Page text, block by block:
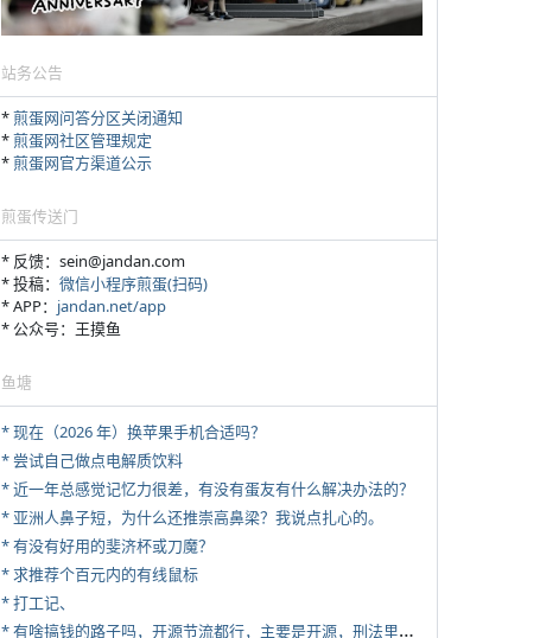
站务公告
*煎蛋网问答分区关闭通知
*煎蛋网社区管理规定
*煎蛋网官方渠道公示
煎蛋传送门
* 反馈：sein@jandan.com
* 投稿： 微信小程序煎蛋(扫码)
* APP： jandan.net/app
* 公众号：王摸鱼
鱼塘
* 现在（2026 年）换苹果手机合适吗？
* 尝试自己做点电解质饮料
* 近一年总感觉记忆力很差，有没有蛋友有什么解决办法的？
* 亚洲人鼻子短，为什么还推崇高鼻梁？我说点扎心的。
* 有没有好用的斐济杯或刀魔？
* 求推荐个百元内的有线鼠标
* 打工记、
*
有啥搞钱的路子吗，开源节流都行，主要是开源，刑法里的咱不做